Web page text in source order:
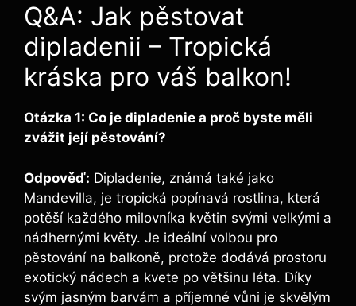
Q&A: Jak pěstovat
dipladenii – Tropická
kráska pro váš balkon!
Otázka 1: Co je dipladenie a proč byste měli
zvážit její pěstování?
Odpověď: Dipladenie, známá také jako
Mandevilla, je tropická popínavá rostlina, která
potěší každého milovníka květin svými velkými a
nádhernými květy. Je ideální volbou pro
pěstování na balkoně, protože dodává prostoru
exotický nádech a kvete po většinu léta. Díky
svým jasným barvám a příjemné vůni je skvělým